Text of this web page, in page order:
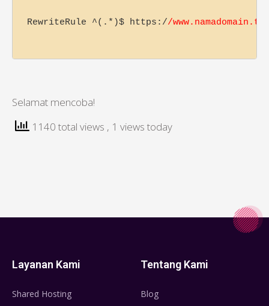
RewriteRule ^(.*)$ https://
Selamat mencoba!
1140 total views , 1 views today
Layanan Kami
Shared Hosting
Tentang Kami
Blog